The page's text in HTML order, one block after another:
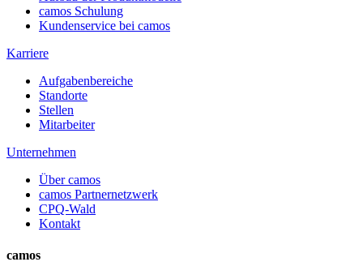
camos Schulung
Kundenservice bei camos
Karriere
Aufgabenbereiche
Standorte
Stellen
Mitarbeiter
Unternehmen
Über camos
camos Partnernetzwerk
CPQ-Wald
Kontakt
camos